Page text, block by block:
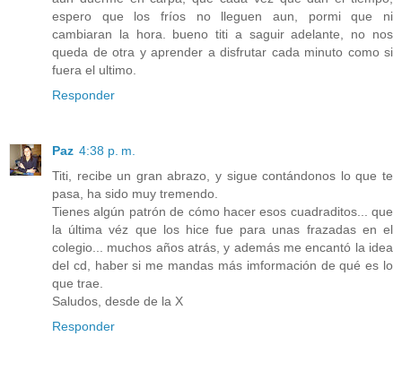
espero que los fríos no lleguen aun, pormi que ni
cambiaran la hora. bueno titi a saguir adelante, no nos
queda de otra y aprender a disfrutar cada minuto como si
fuera el ultimo.
Responder
Paz 4:38 p. m.
Titi, recibe un gran abrazo, y sigue contándonos lo que te
pasa, ha sido muy tremendo.
Tienes algún patrón de cómo hacer esos cuadraditos... que
la última véz que los hice fue para unas frazadas en el
colegio... muchos años atrás, y además me encantó la idea
del cd, haber si me mandas más imformación de qué es lo
que trae.
Saludos, desde de la X
Responder